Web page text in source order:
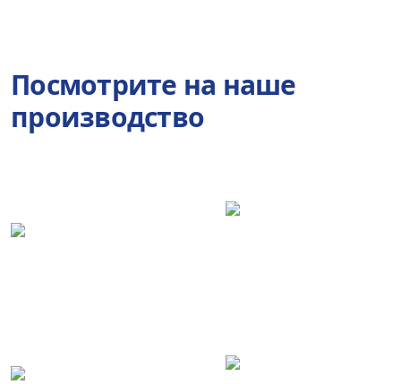
Посмотрите на наше
производство